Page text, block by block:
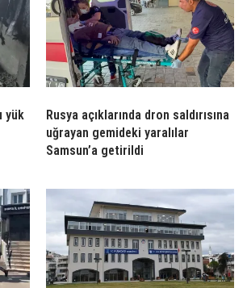
yük
Rusya açıklarında dron saldırısına
uğrayan gemideki yaralılar
Samsun’a getirildi